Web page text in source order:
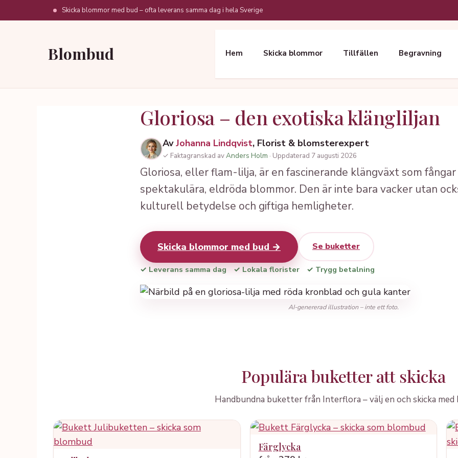
till
Skicka blommor med bud – ofta leverans samma dag i hela Sverige
Blombud Hem Skicka blommor Tillfällen Begravning
Gloriosa – den exotiska klängliljan
AvJohanna Lindqvist, Florist & blomsterexpert
✓ Faktagranskad avAnders Holm · Uppdaterad 7 augusti 2026
Gloriosa, eller flam-lilja, är en fascinerande klängväxt som
spektakulära, eldröda blommor. Den är inte bara vacker utan
kulturell betydelse och giftiga hemligheter.
Skicka blommor med bud → Se buketter
✓ Leverans samma dag ✓ Lokala florister ✓ Trygg betalning
AI-genererad illustration – inte ett foto.
Populära buketter att skicka
Handbundna buketter från Interflora – välj en och skicka med
Färglycka